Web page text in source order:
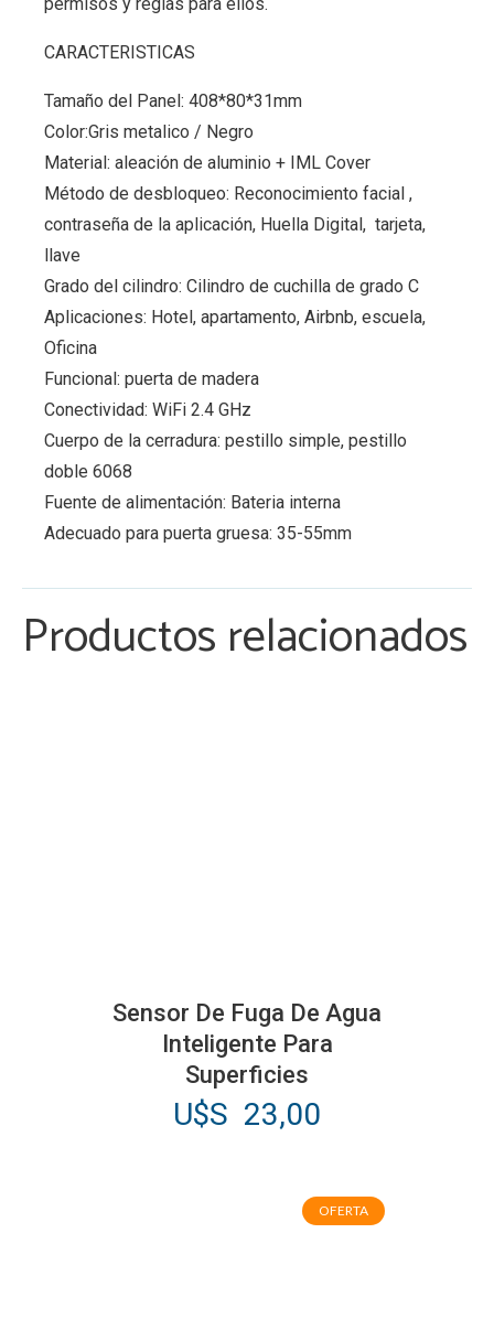
CARACTERISTICAS
Tamaño del Panel: 408*80*31mm
Color:Gris metalico / Negro
Material: aleación de aluminio + IML Cover
Método de desbloqueo: Reconocimiento facial ,
contraseña de la aplicación, Huella Digital, tarjeta,
llave
Grado del cilindro: Cilindro de cuchilla de grado C
Aplicaciones: Hotel, apartamento, Airbnb, escuela,
Oficina
Funcional: puerta de madera
Conectividad: WiFi 2.4 GHz
Cuerpo de la cerradura: pestillo simple, pestillo
doble 6068
Fuente de alimentación: Bateria interna
Adecuado para puerta gruesa: 35-55mm
Productos relacionados
Sensor De Fuga De Agua
Inteligente Para
Superficies
U$S 23,00
OFERTA